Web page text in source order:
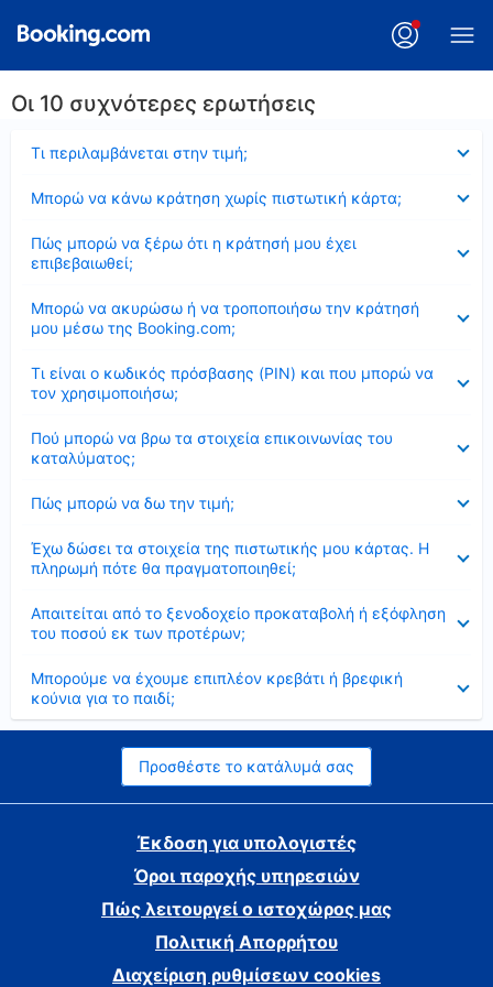
Οι 10 συχνότερες ερωτήσεις
Τι περιλαμβάνεται στην τιμή;
Μπορώ να κάνω κράτηση χωρίς πιστωτική κάρτα;
Πώς μπορώ να ξέρω ότι η κράτησή μου έχει
επιβεβαιωθεί;
Μπορώ να ακυρώσω ή να τροποποιήσω την κράτησή
μου μέσω της Booking.com;
Τι είναι ο κωδικός πρόσβασης (PIN) και που μπορώ να
τον χρησιμοποιήσω;
Πού μπορώ να βρω τα στοιχεία επικοινωνίας του
καταλύματος;
Πώς μπορώ να δω την τιμή;
Έχω δώσει τα στοιχεία της πιστωτικής μου κάρτας. Η
πληρωμή πότε θα πραγματοποιηθεί;
Απαιτείται από το ξενοδοχείο προκαταβολή ή εξόφληση
του ποσού εκ των προτέρων;
Μπορούμε να έχουμε επιπλέον κρεβάτι ή βρεφική
κούνια για το παιδί;
Προσθέστε το κατάλυμά σας
Έκδοση για υπολογιστές
Όροι παροχής υπηρεσιών
Πώς λειτουργεί ο ιστοχώρος μας
Πολιτική Απορρήτου
Διαχείριση ρυθμίσεων cookies